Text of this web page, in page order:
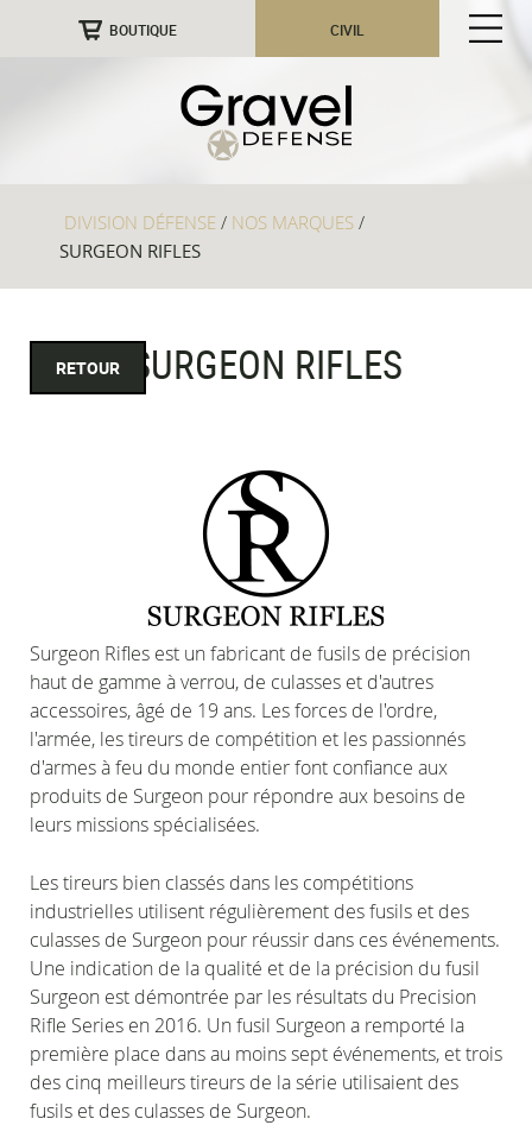
BOUTIQUE CIVIL
DIVISION DÉFENSE / NOS MARQUES /
SURGEON RIFLES
RETOUR SURGEON RIFLES
Surgeon Rifles est un fabricant de fusils de précision
haut de gamme à verrou, de culasses et d'autres
accessoires, âgé de 19 ans. Les forces de l'ordre,
l'armée, les tireurs de compétition et les passionnés
d'armes à feu du monde entier font confiance aux
produits de Surgeon pour répondre aux besoins de
leurs missions spécialisées.
Les tireurs bien classés dans les compétitions
industrielles utilisent régulièrement des fusils et des
culasses de Surgeon pour réussir dans ces événements.
Une indication de la qualité et de la précision du fusil
Surgeon est démontrée par les résultats du Precision
Rifle Series en 2016. Un fusil Surgeon a remporté la
première place dans au moins sept événements, et trois
des cinq meilleurs tireurs de la série utilisaient des
fusils et des culasses de Surgeon.